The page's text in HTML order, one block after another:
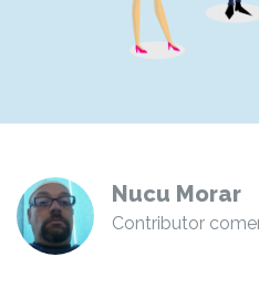
Nucu Morar
Contributor